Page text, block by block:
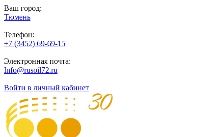
Ваш город:
Тюмень
Телефон:
+7 (3452) 69-69-15
Электронная почта:
Info@rusoil72.ru
Войти в личный кабинет